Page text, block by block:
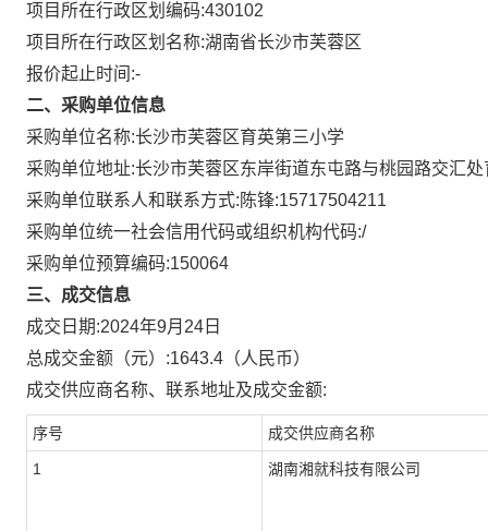
项目所在行政区划编码:430102
项目所在行政区划名称:湖南省长沙市芙蓉区
报价起止时间:-
二、采购单位信息
采购单位名称:长沙市芙蓉区育英第三小学
采购单位地址:长沙市芙蓉区东岸街道东屯路与桃园路交汇
采购单位联系人和联系方式: 陈锋:15717504211
采购单位统一社会信用代码或组织机构代码:/
采购单位预算编码:150064
三、成交信息
成交日期:2024年9月24日
总成交金额（元）:1643.4 （人民币）
成交供应商名称、联系地址及成交金额:
序号 成交供应商名称
1 湖南湘就科技有限公司